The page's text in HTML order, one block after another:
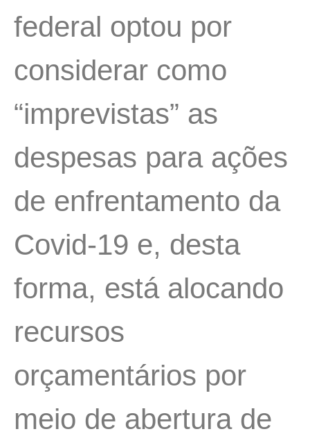
federal optou por
considerar como
“imprevistas” as
despesas para ações
de enfrentamento da
Covid-19 e, desta
forma, está alocando
recursos
orçamentários por
meio de abertura de